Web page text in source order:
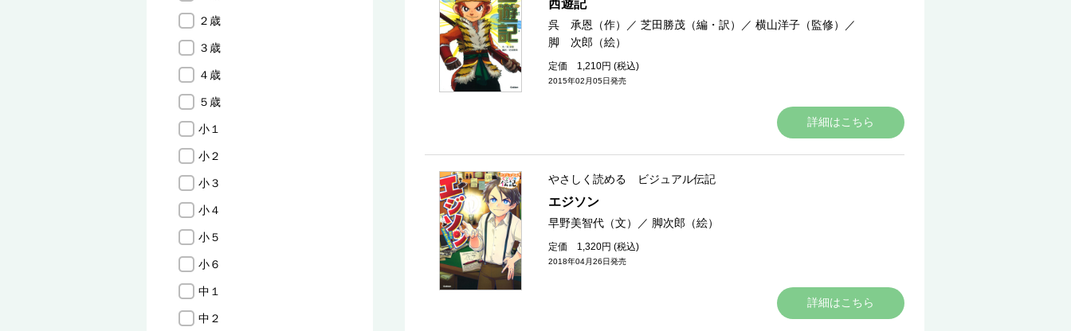
２歳
３歳
４歳
５歳
小１
小２
小３
小４
小５
小６
中１
中２
西遊記
呉 承恩（作） ／ 芝田勝茂（編・訳） ／ 横山洋子（監修）
／
脚 次郎（絵）
定価 1,210円 (税込)
2015年02月05日発売
詳細はこちら
やさしく読める ビジュアル伝記
エジソン
早野美智代（文） ／ 脚次郎（絵）
定価 1,320円 (税込)
2018年04月26日発売
詳細はこちら